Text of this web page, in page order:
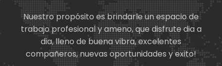
Nuestro propósito es brindarle un espacio de
trabajo profesional y ameno, que disfrute dia a
dia, lleno de buena vibra, excelentes
compañeros, nuevas oportunidades y exito!